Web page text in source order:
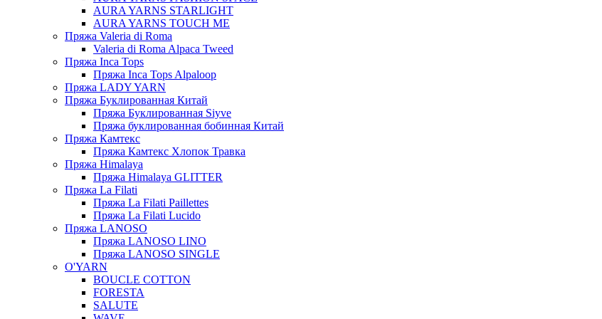
AURA YARNS STARLIGHT
AURA YARNS TOUCH ME
Пряжа Valeria di Roma
Valeria di Roma Alpaca Tweed
Пряжа Inca Tops
Пряжа Inca Tops Alpaloop
Пряжа LADY YARN
Пряжа Буклированная Китай
Пряжа Буклированная Siyve
Пряжа буклированная бобинная Китай
Пряжа Камтекс
Пряжа Камтекс Хлопок Травка
Пряжа Himalaya
Пряжа Himalaya GLITTER
Пряжа La Filati
Пряжа La Filati Paillettes
Пряжа La Filati Lucido
Пряжа LANOSO
Пряжа LANOSO LINO
Пряжа LANOSO SINGLE
O'YARN
BOUCLE COTTON
FORESTA
SALUTE